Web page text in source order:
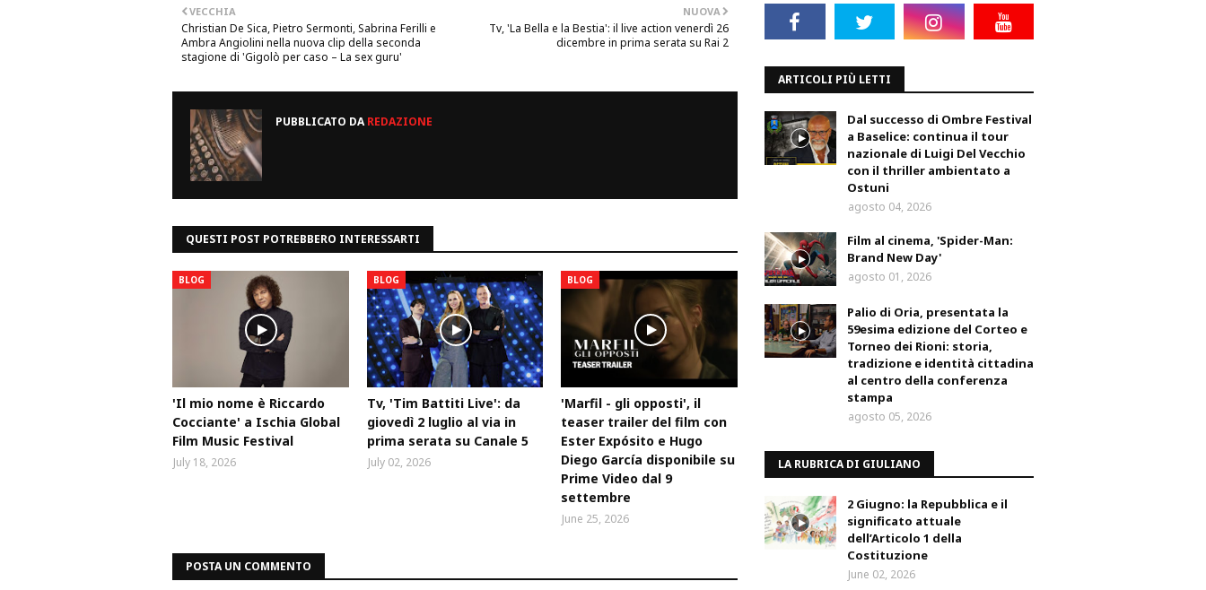
NUOVA
Tv, 'La Bella e la Bestia': il live action venerdì 26
dicembre in prima serata su Rai 2
VECCHIA
Christian De Sica, Pietro Sermonti, Sabrina Ferilli e
Ambra Angiolini nella nuova clip della seconda
stagione di 'Gigolò per caso – La sex guru'
PUBBLICATO DAREDAZIONE
QUESTI POST POTREBBERO INTERESSARTI
BLOG
'Il mio nome è Riccardo
Cocciante' a Ischia Global
Film Music Festival
July 18, 2026
BLOG
Tv, 'Tim Battiti Live': da
giovedì 2 luglio al via in
prima serata su Canale 5
July 02, 2026
BLOG
'Marfil - gli opposti', il
teaser trailer del film con
Ester Expósito e Hugo
Diego García disponibile su
Prime Video dal 9
settembre
June 25, 2026
POSTA UN COMMENTO
ARTICOLI PIÙ LETTI
Dal successo di Ombre Festival
a Baselice: continua il tour
nazionale di Luigi Del Vecchio
con il thriller ambientato a
Ostuni
agosto 04, 2026
Film al cinema, 'Spider-Man:
Brand New Day'
agosto 01, 2026
Palio di Oria, presentata la
59esima edizione del Corteo e
Torneo dei Rioni: storia,
tradizione e identità cittadina
al centro della conferenza
stampa
agosto 05, 2026
LA RUBRICA DI GIULIANO
2 Giugno: la Repubblica e il
significato attuale
dell’Articolo 1 della
Costituzione
June 02, 2026